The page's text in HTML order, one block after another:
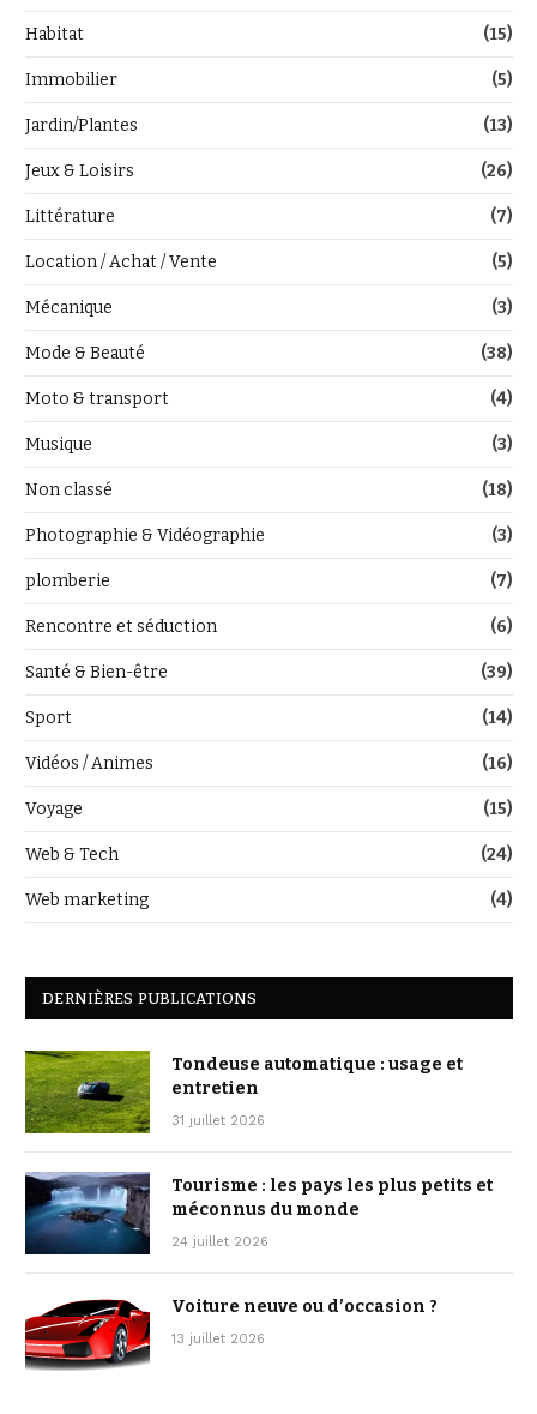
Habitat (15)
Immobilier (5)
Jardin/Plantes (13)
Jeux & Loisirs (26)
Littérature (7)
Location / Achat / Vente (5)
Mécanique (3)
Mode & Beauté (38)
Moto & transport (4)
Musique (3)
Non classé (18)
Photographie & Vidéographie (3)
plomberie (7)
Rencontre et séduction (6)
Santé & Bien-être (39)
Sport (14)
Vidéos / Animes (16)
Voyage (15)
Web & Tech (24)
Web marketing (4)
DERNIÈRES PUBLICATIONS
Tondeuse automatique : usage et
entretien
31 juillet 2026
Tourisme : les pays les plus petits et
méconnus du monde
24 juillet 2026
Voiture neuve ou d’occasion ?
13 juillet 2026